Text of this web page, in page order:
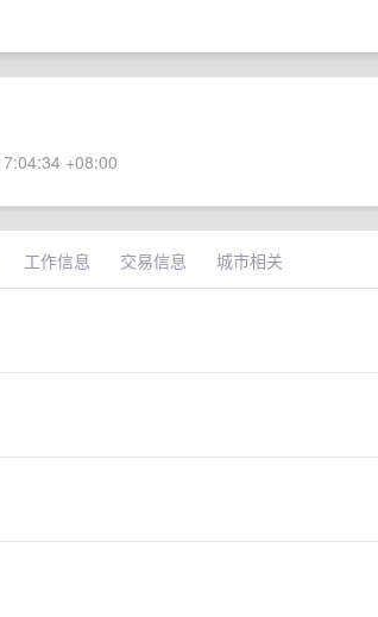
+08:00
工作信息 交易信息 城市相关